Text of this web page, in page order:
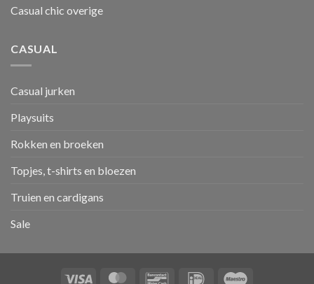
Casual chic overige
CASUAL
Casual jurken
Playsuits
Rokken en broeken
Topjes, t-shirts en bloezen
Truien en cardigans
Sale
Visa MasterCardBancontactIDeal